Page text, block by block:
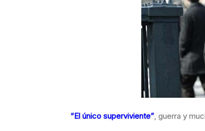
“El único superviviente”, guerra y